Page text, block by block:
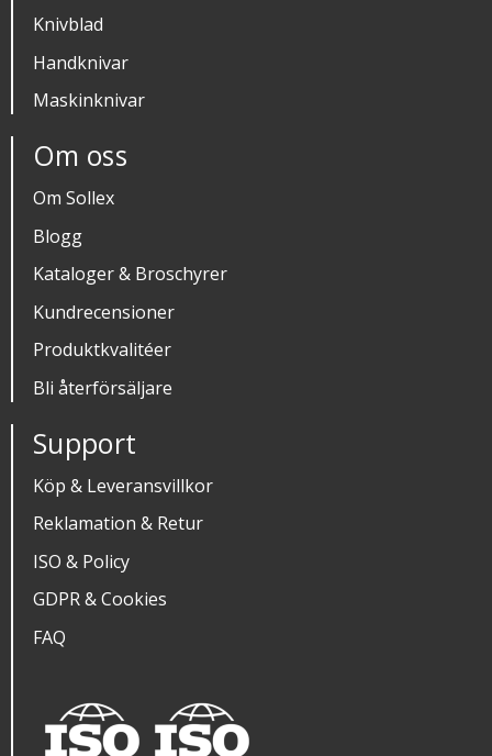
Knivblad
Handknivar
Maskinknivar
Om oss
Om Sollex
Blogg
Kataloger & Broschyrer
Kundrecensioner
Produktkvalitéer
Bli återförsäljare
Support
Köp & Leveransvillkor
Reklamation & Retur
ISO & Policy
GDPR & Cookies
FAQ